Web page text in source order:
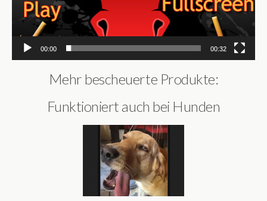
00:00 00:32
Mehr bescheuerte Produkte:
Funktioniert auch bei Hunden